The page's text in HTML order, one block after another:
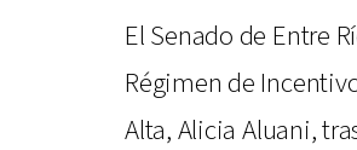
El Senado de Entre
Régimen de
Alta, Alicia Aluani,